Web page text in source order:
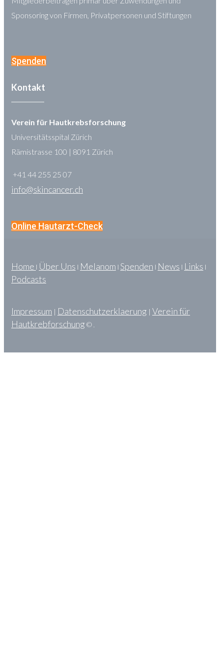
Sponsoring von Firmen, Privatpersonen und Stiftungen
Spenden
Kontakt
Verein für Hautkrebsforschung
Universitätsspital Zürich
Rämistrasse 100 | 8091 Zürich
+41 44 255 25 07
info@skincancer.ch
Online Hautarzt-Check
Home l Über Uns l Melanom l Spenden l News l Links l
Podcasts
Impressum | Datenschutzerklaerung | Verein für
Hautkrebforschung © .